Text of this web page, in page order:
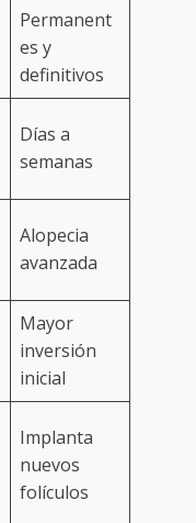
Permanent
es y
definitivos
Días a
semanas
Alopecia
avanzada
Mayor
inversión
inicial
Implanta
nuevos
folículos